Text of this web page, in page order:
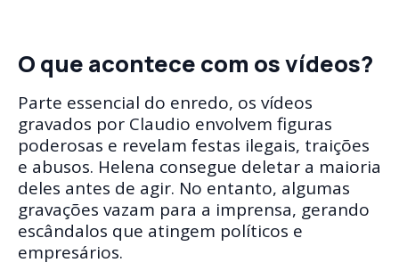
O que acontece com os vídeos?
Parte essencial do enredo, os vídeos
gravados por Claudio envolvem figuras
poderosas e revelam festas ilegais, traições
e abusos. Helena consegue deletar a maioria
deles antes de agir. No entanto, algumas
gravações vazam para a imprensa, gerando
escândalos que atingem políticos e
empresários.